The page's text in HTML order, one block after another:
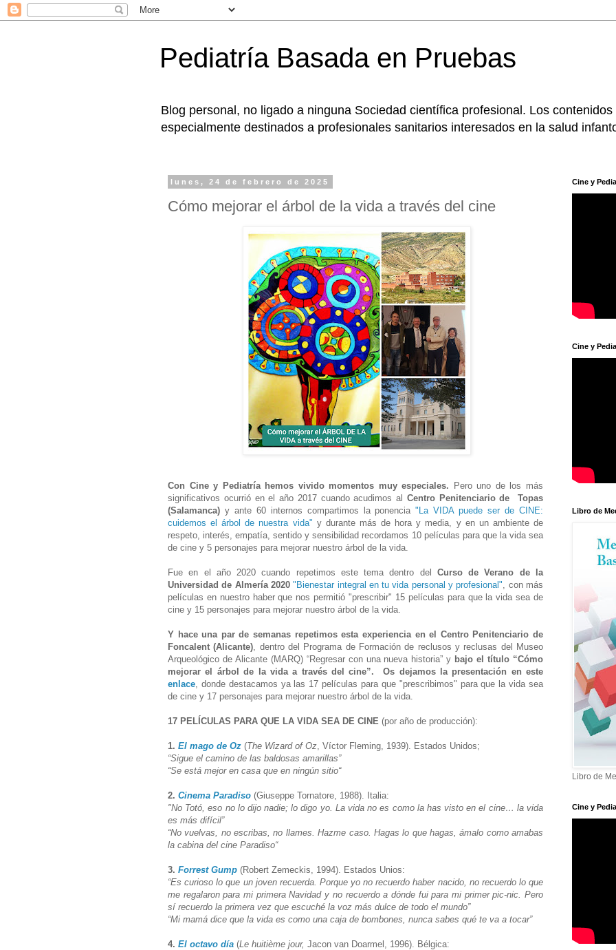
Pediatría Basada en Pruebas
Blog personal, no ligado a ninguna Sociedad científica profesional. Los
especialmente destinados a profesionales sanitarios interesados en la salud
lunes, 24 de febrero de 2025
Cómo mejorar el árbol de la vida a través del cine
Con Cine y Pediatría hemos vivido momentos muy especiales. Pero uno de los más
significativos ocurrió en el año 2017 cuando acudimos al Centro Penitenciario de Topas
(Salamanca) y ante 60 internos compartimos la ponencia"La VIDA puede ser de CINE:
cuidemos el árbol de nuestra vida" y durante más de hora y media, y en un ambiente de
respeto, interés, empatía, sentido y sensibilidad recordamos 10 películas para que la vida sea
de cine y 5 personajes para mejorar nuestro árbol de la vida.
Fue en el año 2020 cuando repetimos este tema dentro del Curso de Verano de la
Universidad de Almería 2020 "Bienestar integral en tu vida personal y profesional" , con más
películas en nuestro haber que nos permitió "prescribir" 15 películas para que la vida sea de
cine y 15 personajes para mejorar nuestro árbol de la vida.
Y hace una par de semanas repetimos esta experiencia en el Centro Penitenciario de
Foncalent (Alicante) , dentro del Programa de Formación de reclusos y reclusas del Museo
Arqueológico de Alicante (MARQ) “Regresar con una nueva historia” y bajo el título “Cómo
mejorar el árbol de la vida a través del cine”.
Os dejamos la presentación en este
enlace , donde destacamos ya las 17 películas para que "prescribimos" para que la vida sea
de cine y 17 personajes para mejorar nuestro árbol de la vida.
17 PELÍCULAS PARA QUE LA VIDA SEA DE CINE (por año de producción):
1. El mago de Oz (The Wizard of Oz , Víctor Fleming, 1939). Estados Unidos;
“Sigue el camino de las baldosas amarillas”
“Se está mejor en casa que en ningún sitio“
2. Cinema Paradiso (Giuseppe Tornatore, 1988). Italia:
"No Totó, eso no lo dijo nadie; lo digo yo. La vida no es como la has visto en el cine… la vida
es más difícil”
“No vuelvas, no escribas, no llames. Hazme caso. Hagas lo que hagas, ámalo como amabas
la cabina del cine Paradiso“
3. Forrest Gump (Robert Zemeckis, 1994). Estados Unios:
“Es curioso lo que un joven recuerda. Porque yo no recuerdo haber nacido, no recuerdo lo que
me regalaron para mi primera Navidad y no recuerdo a dónde fui para mi primer pic-nic. Pero
sí recuerdo la primera vez que escuché la voz más dulce de todo el mundo”
“Mi mamá dice que la vida es como una caja de bombones, nunca sabes qué te va a tocar”
4. El octavo día (Le huitième jour, Jacon van Doarmel, 1996). Bélgica:
Cine y
Cine y
Libro de
Libro de
Cine y